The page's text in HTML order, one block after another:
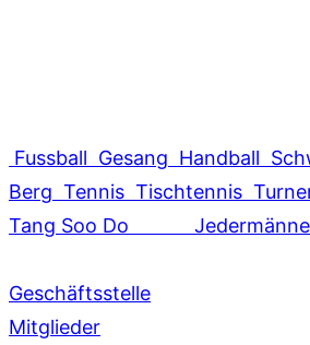
Fussball Gesang Handball
Berg Tennis Tischtennis
Tang Soo Do
Geschäftsstelle
Mitglieder